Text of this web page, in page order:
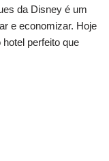
da Disney é um
e economizar. Hoje
perfeito que